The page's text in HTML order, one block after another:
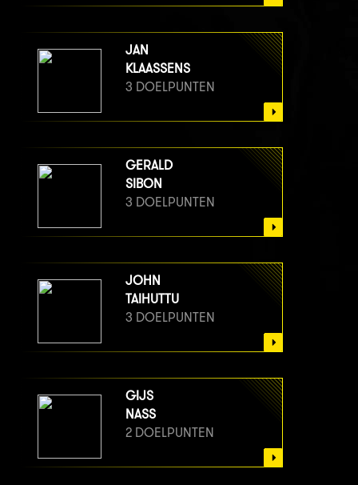
JAN
KLAASSENS
3 DOELPUNTEN
GERALD
SIBON
3 DOELPUNTEN
JOHN
TAIHUTTU
3 DOELPUNTEN
GIJS
NASS
2 DOELPUNTEN